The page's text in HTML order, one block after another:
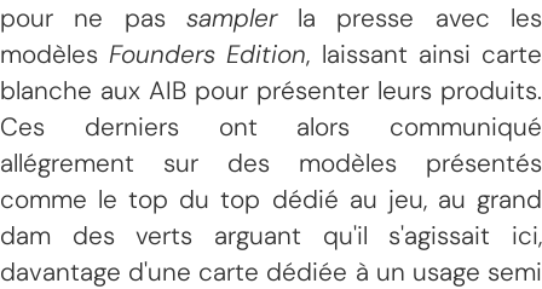
pour ne pas samplerla presse avec les
modèlesFounders Edition, laissant ainsi carte
blanche aux AIB pour présenter leurs produits.
Ces derniers ont alors communiqué
allégrement sur des modèles présentés
comme le top du top dédié au jeu, au grand
dam des verts arguant qu'il s'agissait ici,
davantage d'une carte dédiée à un usage semi